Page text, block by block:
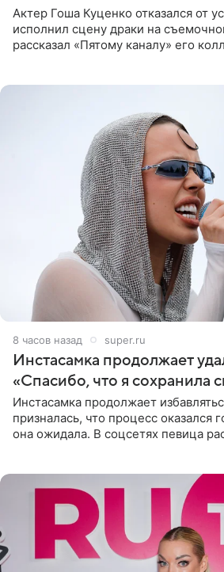
Актер Гоша Куценко отказался от
исполнил сцену драки на
рассказал «Пятому каналу» его
8 часов назад super.ru
Инстасамка продолжает
«Спасибо, что я сохранила
Инстасамка продолжает
призналась, что процесс оказался
она ожидала. В соцсетях певица